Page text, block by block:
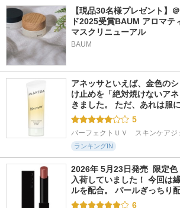
【現品30名様プレゼント】
ド2025受賞BAUM アロマテ
マスクリニューアル
BAUM
アネッサといえば、金色の
け止めを「絶対焼けないア
きました。 ただ、あれは服
5
パーフェクトＵＶ　スキンケアジ
ランキングIN
2026年 5月23日発売  限定
入荷していました！ 今回は
ルを配合。 パールぎっちり
6